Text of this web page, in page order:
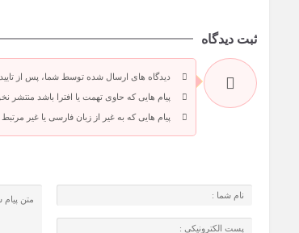
ثبت دیدگاه
دیدگاه های ارسال شده توسط شما، پس از
پیام هایی که حاوی تهمت یا افترا باشد منتشر
پیام هایی که به غیر از زبان فارسی یا غیر